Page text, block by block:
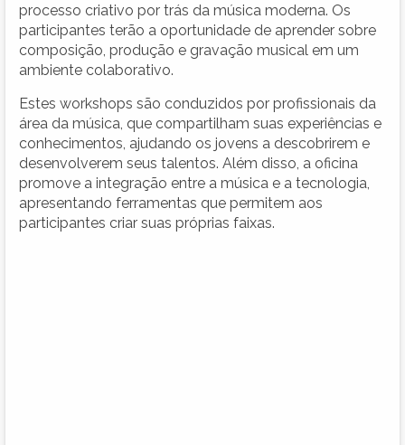
processo criativo por trás da música moderna. Os
participantes terão a oportunidade de aprender sobre
composição, produção e gravação musical em um
ambiente colaborativo.
Estes workshops são conduzidos por profissionais da
área da música, que compartilham suas experiências e
conhecimentos, ajudando os jovens a descobrirem e
desenvolverem seus talentos. Além disso, a oficina
promove a integração entre a música e a tecnologia,
apresentando ferramentas que permitem aos
participantes criar suas próprias faixas.